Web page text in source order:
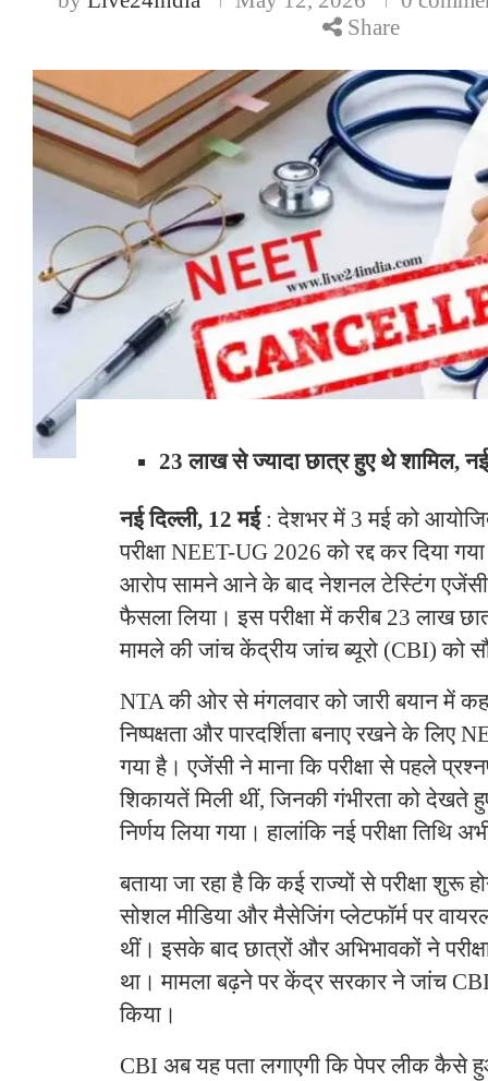
Share
23 लाख से ज्यादा छात्र हुए थे शामिल, नई
नई दिल्ली, 12 मई : देशभर में 3 मई को
परीक्षा NEET-UG 2026 को रद्द कर दिया
आरोप सामने आने के बाद नेशनल टेस्टिंग
फैसला लिया। इस परीक्षा में करीब 23 लाख
मामले की जांच केंद्रीय जांच ब्यूरो (CBI) को
NTA की ओर से मंगलवार को जारी बयान में कहा
निष्पक्षता और पारदर्शिता बनाए रखने के लिए
गया है। एजेंसी ने माना कि परीक्षा से पहले
शिकायतें मिली थीं, जिनकी गंभीरता को देखते हुए
निर्णय लिया गया। हालांकि नई परीक्षा तिथि
बताया जा रहा है कि कई राज्यों से परीक्षा शुरू
सोशल मीडिया और मैसेजिंग प्लेटफॉर्म पर
थीं। इसके बाद छात्रों और अभिभावकों ने
था। मामला बढ़ने पर केंद्र सरकार ने जांच
किया।
CBI अब यह पता लगाएगी कि पेपर लीक कैसे